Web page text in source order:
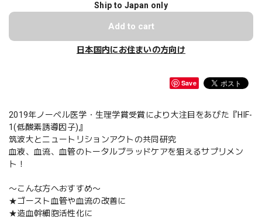
Ship to Japan only
Add to cart
日本国内にお住まいの方向け
Save
2019年ノーベル医学・生理学賞受賞により大注目をあびた『HIF-
1(低酸素誘導因子)』
筑波大とニュートリションアクトの共同研究
血液、血流、血管のトータルブラッドケアを狙えるサプリメン
ト！
〜こんな方へおすすめ〜
★ゴースト血管や血流の改善に
★造血幹細胞活性化に